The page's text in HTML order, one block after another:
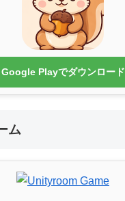
Google Playでダウンロード
ム